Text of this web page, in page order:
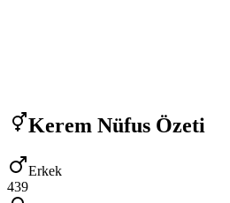
Kerem Nüfus Özeti
Erkek
439